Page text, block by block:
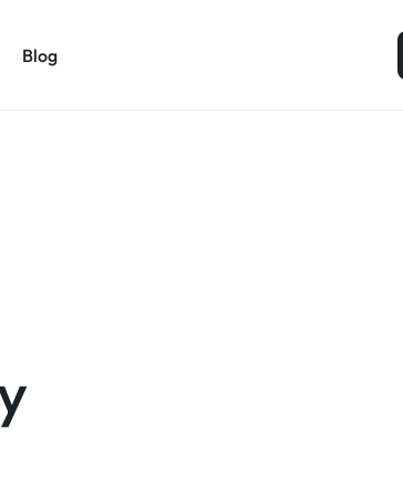
Blog